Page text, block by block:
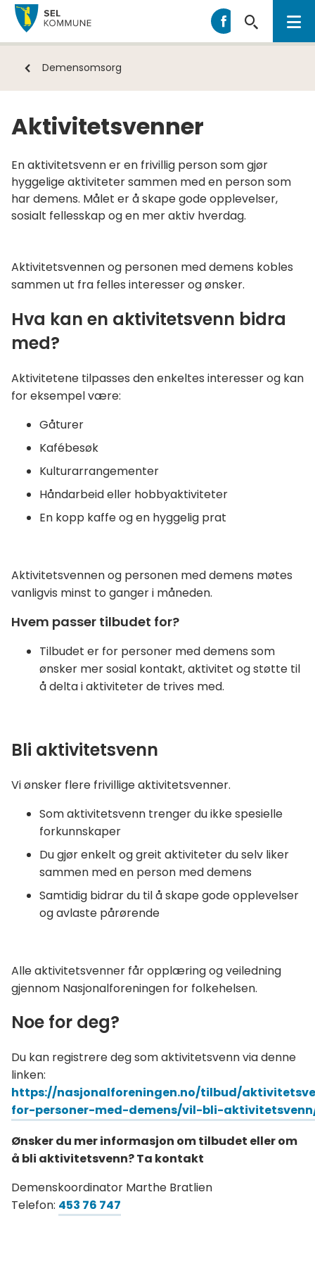
Sel
kommune
Sel
Du
Demensomsorg
Aktivitetsvenner
En aktivitetsvenn er en frivillig person som gjør
hyggelige aktiviteter sammen med en person som
har demens. Målet er å skape gode opplevelser,
sosialt fellesskap og en mer aktiv hverdag.
Aktivitetsvennen og personen med demens kobles
sammen ut fra felles interesser og ønsker.
Hva kan en aktivitetsvenn bidra
med?
Aktivitetene tilpasses den enkeltes interesser og kan
for eksempel være:
Gåturer
Kafébesøk
Kulturarrangementer
Håndarbeid eller hobbyaktiviteter
En kopp kaffe og en hyggelig prat
Aktivitetsvennen og personen med demens møtes
vanligvis minst to ganger i måneden.
Hvem passer tilbudet for?
Tilbudet er for personer med demens som
ønsker mer sosial kontakt, aktivitet og støtte til
å delta i aktiviteter de trives med.
Bli aktivitetsvenn
Vi ønsker flere frivillige aktivitetsvenner.
Som aktivitetsvenn trenger du ikke spesielle
forkunnskaper
Du gjør enkelt og greit aktiviteter du selv liker
sammen med en person med demens
Samtidig bidrar du til å skape gode opplevelser
og avlaste pårørende
Alle aktivitetsvenner får opplæring og veiledning
gjennom Nasjonalforeningen for folkehelsen.
Noe for deg?
Du kan registrere deg som aktivitetsvenn via denne
linken:
https://nasjonalforeningen.no/tilbud/
for-personer-med-demens/vil-bli-
Ønsker du mer informasjon om tilbudet eller om
å bli aktivitetsvenn? Ta kontakt
Demenskoordinator Marthe Bratlien
Telefon: 453 76 747